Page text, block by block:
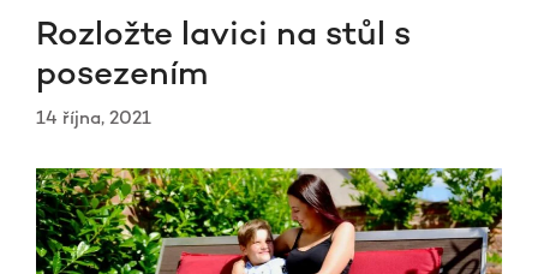
Rozložte lavici na stůl s
posezením
14 října, 2021